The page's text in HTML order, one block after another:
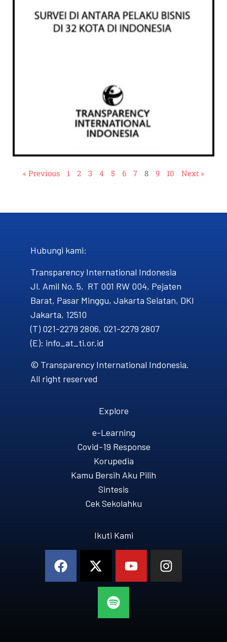
« Previous 1 2 3 4 5 6 7 8 9 10 Next »
Hubungi kami​:
Transparency International Indonesia
Jl. Amil No. 5, RT 001 RW 004, Pejaten
Barat, Pasar Minggu, Jakarta Selatan, DKI
Jakarta, 12510
(T) 021-2279 2806, 021-2279 2807
(E): info_at_ti.or.id
© Transparency International Indonesia.
All right reserved
Explore
e-Learning
Covid-19 Response
Korupedia
Kamu Bersih Aku Pilih
Sintesis
Cek Sekolahku
Ikuti Kami